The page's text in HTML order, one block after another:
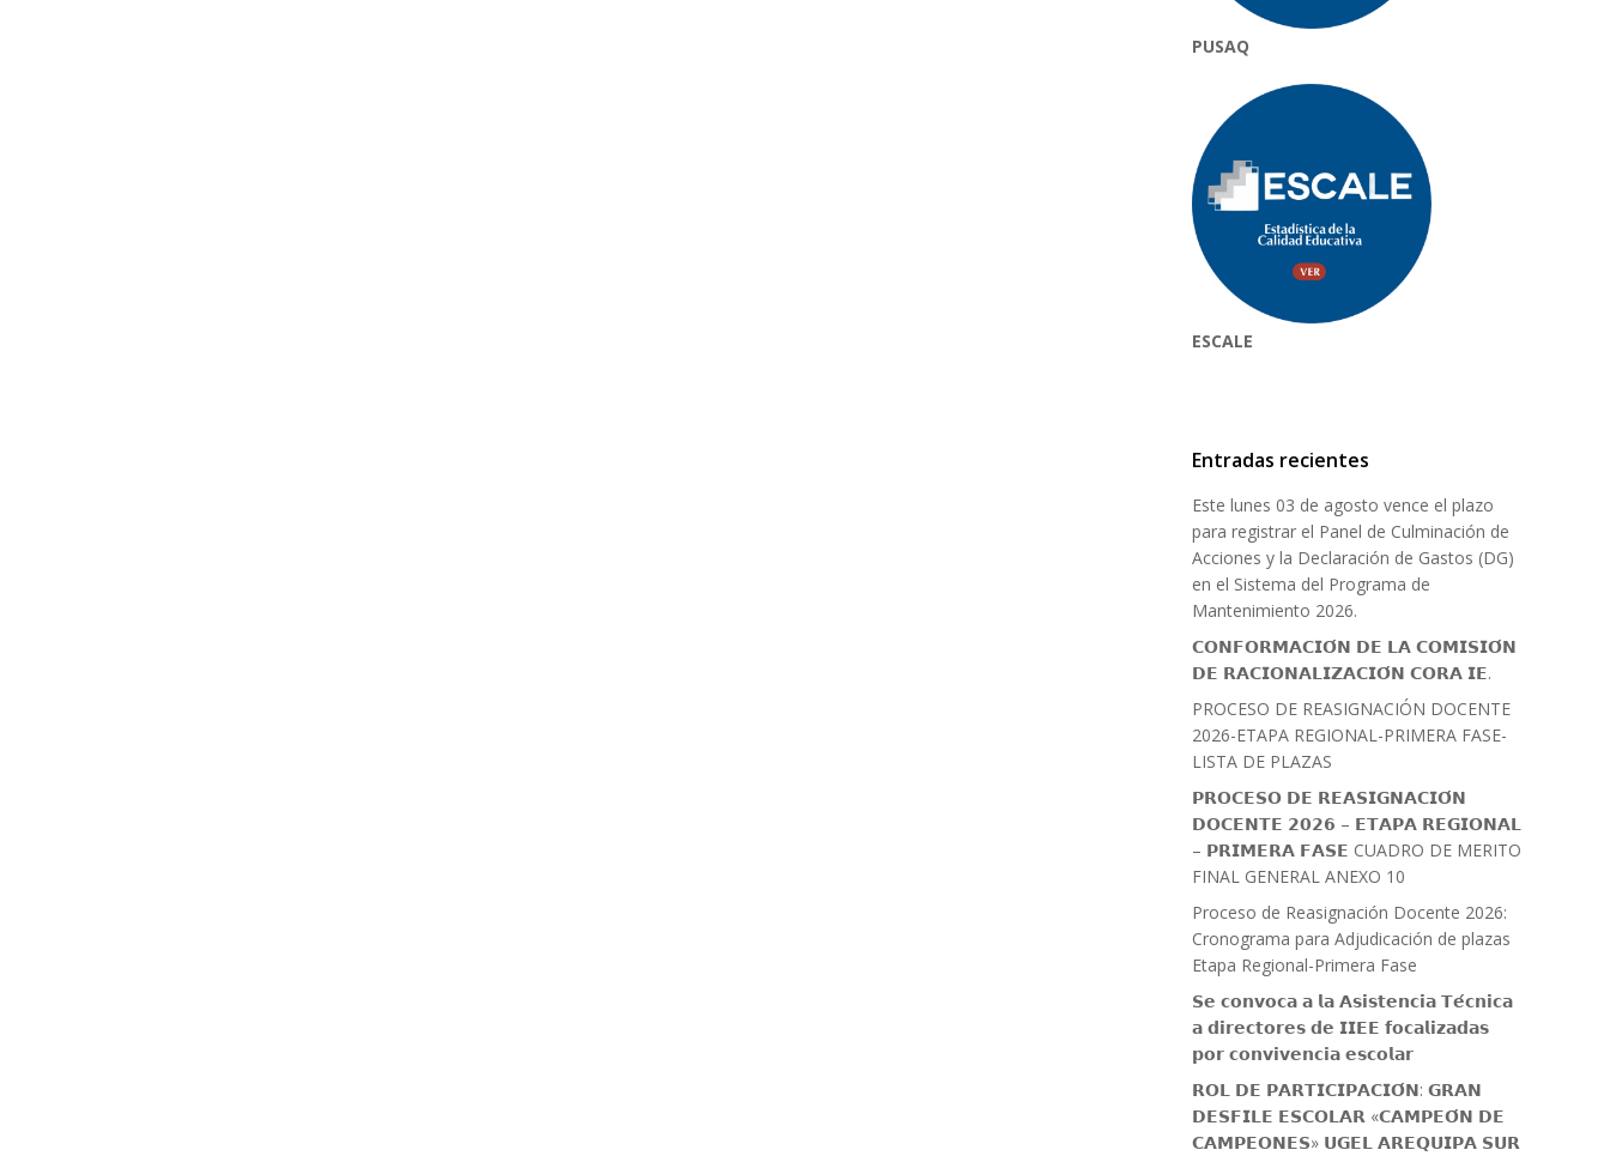
PUSAQ
ESCALE
Entradas recientes
Este lunes 03 de agosto vence el plazo
para registrar el Panel de Culminación de
Acciones y la Declaración de Gastos (DG)
en el Sistema del Programa de
Mantenimiento 2026.
𝗖𝗢𝗡𝗙𝗢𝗥𝗠𝗔𝗖𝗜𝗢́𝗡 𝗗𝗘 𝗟𝗔 𝗖𝗢𝗠𝗜𝗦𝗜𝗢́𝗡
𝗗𝗘 𝗥𝗔𝗖𝗜𝗢𝗡𝗔𝗟𝗜𝗭𝗔𝗖𝗜𝗢́𝗡 𝗖𝗢𝗥𝗔 𝗜𝗘.
PROCESO DE REASIGNACIÓN DOCENTE
2026-ETAPA REGIONAL-PRIMERA FASE-
LISTA DE PLAZAS
𝗣𝗥𝗢𝗖𝗘𝗦𝗢 𝗗𝗘 𝗥𝗘𝗔𝗦𝗜𝗚𝗡𝗔𝗖𝗜𝗢́𝗡
𝗗𝗢𝗖𝗘𝗡𝗧𝗘 𝟮𝟬𝟮𝟲 – 𝗘𝗧𝗔𝗣𝗔 𝗥𝗘𝗚𝗜𝗢𝗡𝗔𝗟
– 𝗣𝗥𝗜𝗠𝗘𝗥𝗔 𝗙𝗔𝗦𝗘 CUADRO DE MERITO
FINAL GENERAL ANEXO 10
Proceso de Reasignación Docente 2026:
Cronograma para Adjudicación de plazas
Etapa Regional-Primera Fase
𝗦𝗲 𝗰𝗼𝗻𝘃𝗼𝗰𝗮 𝗮 𝗹𝗮 𝗔𝘀𝗶𝘀𝘁𝗲𝗻𝗰𝗶𝗮 𝗧𝗲́𝗰𝗻𝗶𝗰𝗮
𝗮 𝗱𝗶𝗿𝗲𝗰𝘁𝗼𝗿𝗲𝘀 𝗱𝗲 𝗜𝗜𝗘𝗘 𝗳𝗼𝗰𝗮𝗹𝗶𝘇𝗮𝗱𝗮𝘀
𝗽𝗼𝗿 𝗰𝗼𝗻𝘃𝗶𝘃𝗲𝗻𝗰𝗶𝗮 𝗲𝘀𝗰𝗼𝗹𝗮𝗿
𝗥𝗢𝗟 𝗗𝗘 𝗣𝗔𝗥𝗧𝗜𝗖𝗜𝗣𝗔𝗖𝗜𝗢́𝗡: 𝗚𝗥𝗔𝗡
𝗗𝗘𝗦𝗙𝗜𝗟𝗘 𝗘𝗦𝗖𝗢𝗟𝗔𝗥 «𝗖𝗔𝗠𝗣𝗘𝗢́𝗡 𝗗𝗘
𝗖𝗔𝗠𝗣𝗘𝗢𝗡𝗘𝗦» 𝗨𝗚𝗘𝗟 𝗔𝗥𝗘𝗤𝗨𝗜𝗣𝗔 𝗦𝗨𝗥